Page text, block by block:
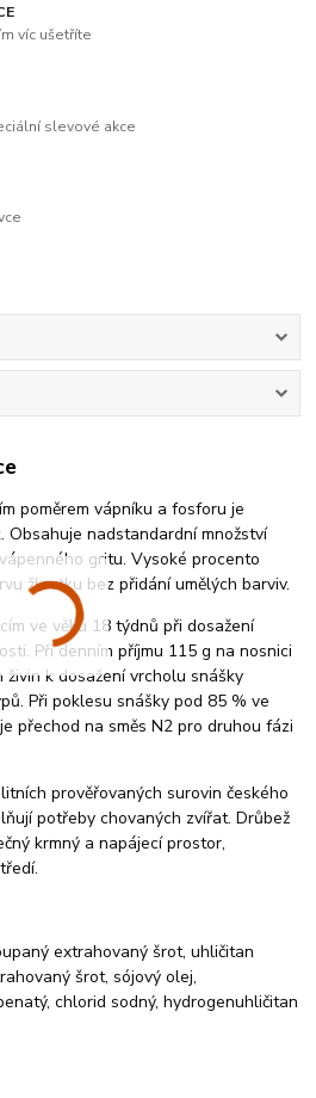
víc ušetříte
slevové akce
poměrem vápníku a fosforu je
Obsahuje nadstandardní množství
gritu. Vysoké procento
žloutku bez přidání umělých barviv.
ve věku 18 týdnů při dosažení
Při denním příjmu 115 g na nosnici
k dosažení vrcholu snášky
Při poklesu snášky pod 85 % ve
přechod na směs N2 pro druhou fázi
prověřovaných surovin českého
potřeby chovaných zvířat. Drůbež
krmný a napájecí prostor,
extrahovaný šrot, uhličitan
šrot, sójový olej,
chlorid sodný, hydrogenuhličitan